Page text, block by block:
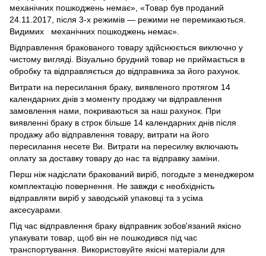
механічних пошкоджень немає», «Товар був проданий
24.11.2017, після 3-х режимів — режими не перемикаються.
Видимих механічних пошкоджень немає».
Відправлення бракованого товару здійснюється виключно у
чистому вигляді. Візуально брудний товар не приймається в
обробку та відправляється до відправника за його рахунок.
Витрати на пересилання браку, виявленого протягом 14
календарних днів з моменту продажу чи відправлення
замовлення нами, покриваються за наш рахунок. При
виявленні браку в строк більше 14 календарних днів після
продажу або відправлення товару, витрати на його
пересилання несете Ви. Витрати на пересилку включають
оплату за доставку товару до нас та відправку заміни.
Перш ніж надіслати бракований виріб, погодьте з менеджером
комплектацію повернення. Не завжди є необхідність
відправляти виріб у заводській упаковці та з усіма
аксесуарами.
Під час відправлення браку відправник зобов'язаний якісно
упакувати товар, щоб він не пошкодився під час
транспортування. Використовуйте якісні матеріали для